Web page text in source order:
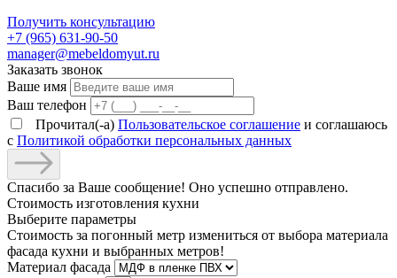
Получить консультацию
+7 (965) 631-90-50
manager@mebeldomyut.ru
Заказать звонок
Ваше имя
Ваш телефон
Прочитал(-а) Пользовательское соглашение и соглашаюсь
с Политикой обработки персональных данных
Спасибо за Ваше сообщение! Оно успешно отправлено.
Стоимость изготовления кухни
Выберите параметры
Стоимость за погонный метр измениться от выбора материала
фасада кухни и выбранных метров!
Материал фасада